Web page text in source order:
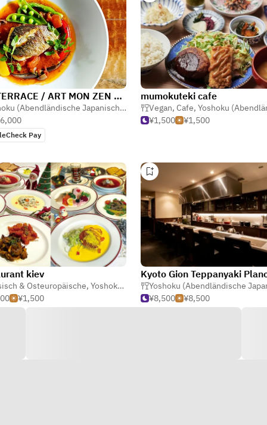
THE TERRACE / ART MON ZEN KYOTO
Yoshoku (Abendländische Japanisch)
, Cafe,Bar
Pay
mumokuteki cafe
Vegan, Cafe, Yoshoku (Abendländische
¥1,500
¥1,500
kiev
& Osteuropäische, Yoshoku (Abendländische Japanisch) ,
¥1,500 ¥8,500 ¥8,500